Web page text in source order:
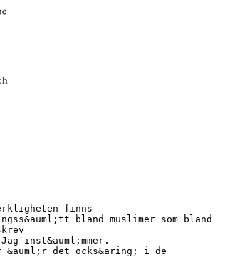
finns
bland muslimer som bland
inst&auml;mmer.
det ocks&aring; i de